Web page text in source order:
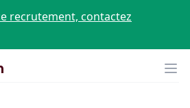
recrutement, contactez